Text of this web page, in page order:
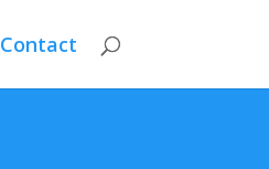
Contact